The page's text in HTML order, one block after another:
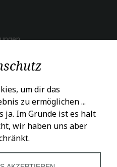
um dir das
zu ermöglichen ...
ja. Im Grunde ist es halt
wir haben uns aber